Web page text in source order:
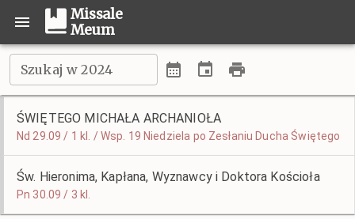
Missale
Meum
Szukaj w 2024
ŚWIĘTEGO MICHAŁA ARCHANIOŁA
Nd 29.09 / 1 kl. / Wsp. 19 Niedziela po Zesłaniu Ducha Świętego
Św. Hieronima, Kapłana, Wyznawcy i Doktora Kościoła
Pn 30.09 / 3 kl.